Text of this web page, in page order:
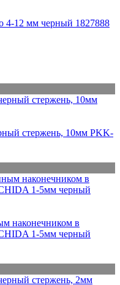
4-12 мм черный 1827888
стержень, 10мм PKK-
наконечником в
1-5мм черный